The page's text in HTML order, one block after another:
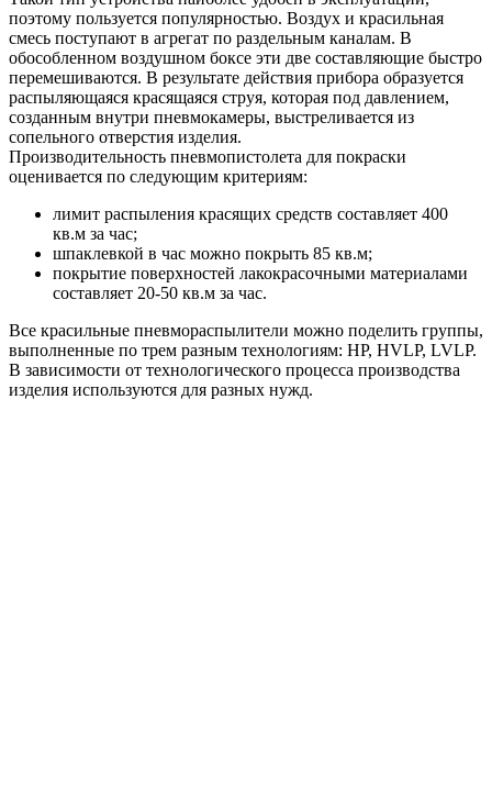
поэтому пользуется популярностью. Воздух и красильная
смесь поступают в агрегат по раздельным каналам. В
обособленном воздушном боксе эти две составляющие быстро
перемешиваются. В результате действия прибора образуется
распыляющаяся красящаяся струя, которая под давлением,
созданным внутри пневмокамеры, выстреливается из
сопельного отверстия изделия.
Производительность пневмопистолета для покраски
оценивается по следующим критериям:
лимит распыления красящих средств составляет 400
кв.м за час;
шпаклевкой в час можно покрыть 85 кв.м;
покрытие поверхностей лакокрасочными материалами
составляет 20-50 кв.м за час.
Все красильные пневмораспылители можно поделить группы,
выполненные по трем разным технологиям: HP, HVLP, LVLP.
В зависимости от технологического процесса производства
изделия используются для разных нужд.